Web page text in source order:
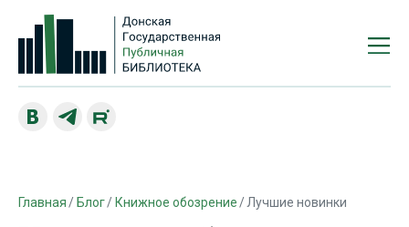
Главная Блог Книжное обозрение Лучшие новинки